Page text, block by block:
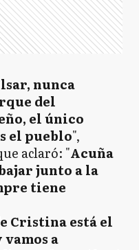
nunca
del
el único
el pueblo",
aclaró: "Acuña
junto a la
tiene
Cristina está el
a